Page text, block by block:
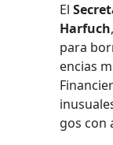
El
Har­fuch
para
en­cias
gos con